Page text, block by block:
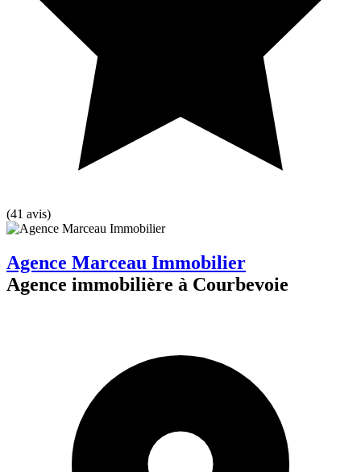
(41 avis)
Agence Marceau Immobilier
Agence immobilière à Courbevoie